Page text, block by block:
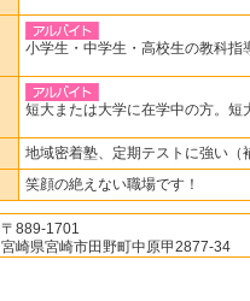
小学生・中学生・高校生の教科指
短大または大学に在学中の方。短
地域密着塾、定期テストに強い（
笑顔の絶えない職場です！
〒889-1701
宮崎県宮崎市田野町中原甲2877-34